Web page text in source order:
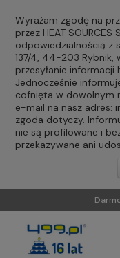
Wyrażam zgodę na
przez HEAT
odpowiedzialnością z
137/4, 44-203 Rybnik,
przesyłanie
Jednocześnie
cofnięta w dowolnym
e-mail na nasz adres:
zgoda dotyczy.
nie są profilowane i
przekazywane ani